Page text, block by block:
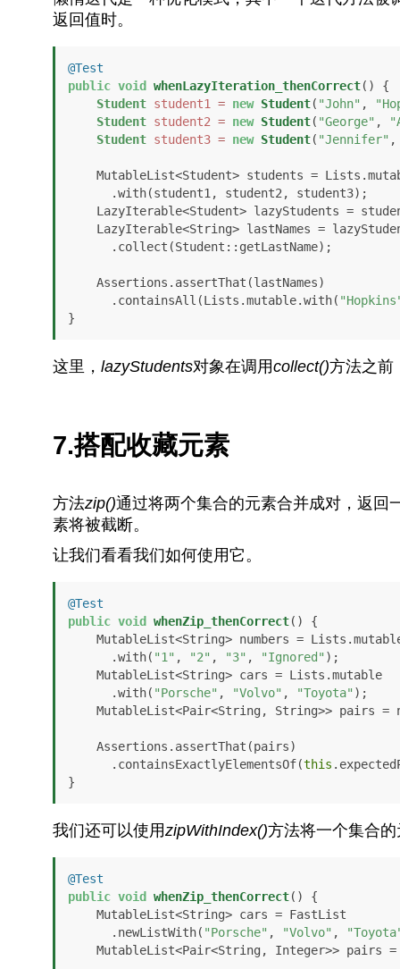
返回值时。
@Test
public void whenLazyIteration_thenCorrect()
{
Student student1 = new Student( "John" ,
Student student2 = new Student( "George" ,
Student student3 = new Student( "Jennifer"
      .containsAll(Lists.mutable.with(
}
这里， lazyStudents对象在调用collect()方法之前
7.搭配收藏元素
方法zip()通过将两个集合的元素合并成对，返回
素将被截断。
让我们看看我们如何使用它。
@Test
public void whenZip_thenCorrect()
{
      .with(
"1" , "2" , "3" , "Ignored" );
      .with(
"Porsche" , "Volvo" , "Toyota" );
      .containsExactlyElementsOf(
this
}
我们还可以使用zipWithIndex()方法将一个集合
@Test
public void whenZip_thenCorrect()
{
      .newListWith(
"Porsche" , "Volvo" ,